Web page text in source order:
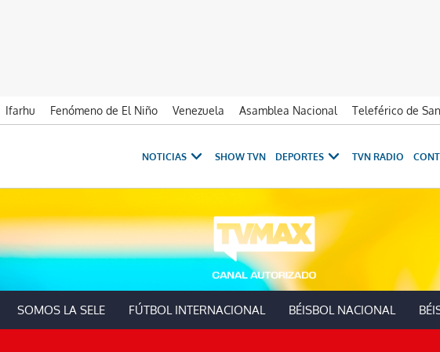
Ifarhu Fenómeno de El Niño Venezuela Asamblea Nacional Teleférico de
NOTICIAS SHOW TVN DEPORTES TVN RADIO
Panamá Oeste
SOMOS LA SELE FÚTBOL INTERNACIONAL BÉISBOL NACIONAL